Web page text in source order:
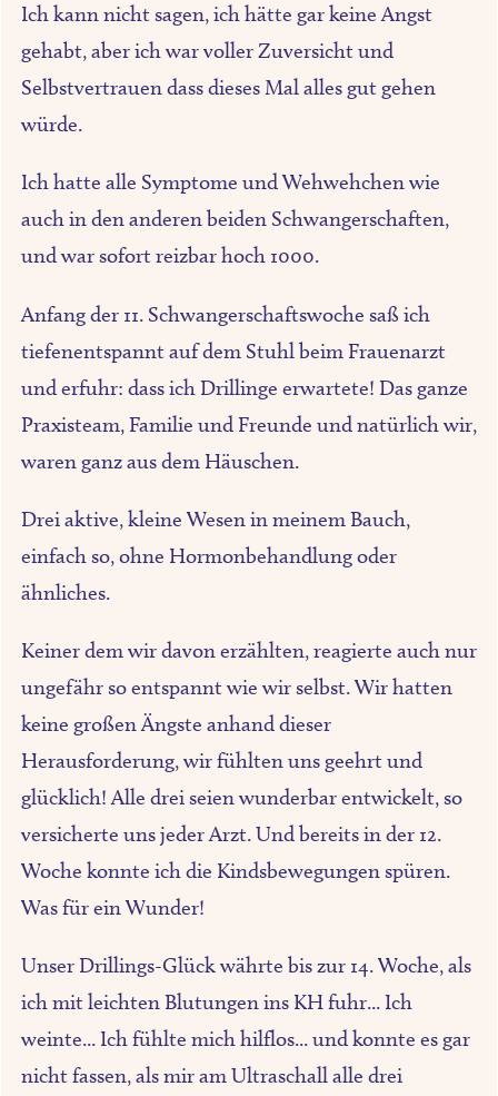
Ich kann nicht sagen, ich hätte gar keine Angst
gehabt, aber ich war voller Zuversicht und
Selbstvertrauen dass dieses Mal alles gut gehen
würde.
Ich hatte alle Symptome und Wehwehchen wie
auch in den anderen beiden Schwangerschaften,
und war sofort reizbar hoch 1000.
Anfang der 11. Schwangerschaftswoche saß ich
tiefenentspannt auf dem Stuhl beim Frauenarzt
und erfuhr: dass ich Drillinge erwartete! Das ganze
Praxisteam, Familie und Freunde und natürlich wir,
waren ganz aus dem Häuschen.
Drei aktive, kleine Wesen in meinem Bauch,
einfach so, ohne Hormonbehandlung oder
ähnliches.
Keiner dem wir davon erzählten, reagierte auch nur
ungefähr so entspannt wie wir selbst. Wir hatten
keine großen Ängste anhand dieser
Herausforderung, wir fühlten uns geehrt und
glücklich! Alle drei seien wunderbar entwickelt, so
versicherte uns jeder Arzt. Und bereits in der 12.
Woche konnte ich die Kindsbewegungen spüren.
Was für ein Wunder!
Unser Drillings-Glück währte bis zur 14. Woche, als
ich mit leichten Blutungen ins KH fuhr... Ich
weinte... Ich fühlte mich hilflos... und konnte es gar
nicht fassen, als mir am Ultraschall alle drei